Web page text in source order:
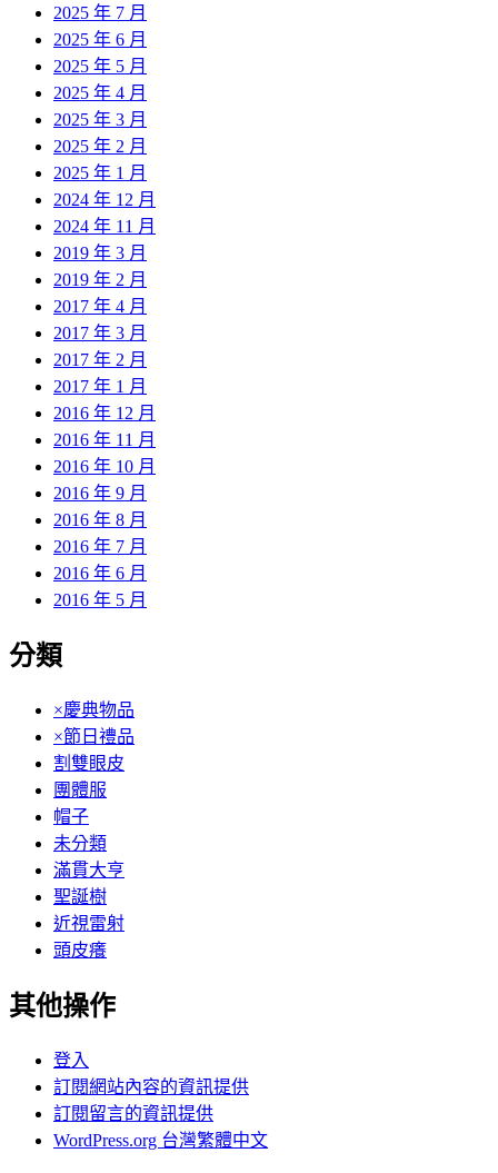
2025 年 7 月
2025 年 6 月
2025 年 5 月
2025 年 4 月
2025 年 3 月
2025 年 2 月
2025 年 1 月
2024 年 12 月
2024 年 11 月
2019 年 3 月
2019 年 2 月
2017 年 4 月
2017 年 3 月
2017 年 2 月
2017 年 1 月
2016 年 12 月
2016 年 11 月
2016 年 10 月
2016 年 9 月
2016 年 8 月
2016 年 7 月
2016 年 6 月
2016 年 5 月
分類
×慶典物品
×節日禮品
割雙眼皮
團體服
帽子
未分類
滿貫大亨
聖誕樹
近視雷射
頭皮癢
其他操作
登入
訂閱網站內容的資訊提供
訂閱留言的資訊提供
WordPress.org 台灣繁體中文